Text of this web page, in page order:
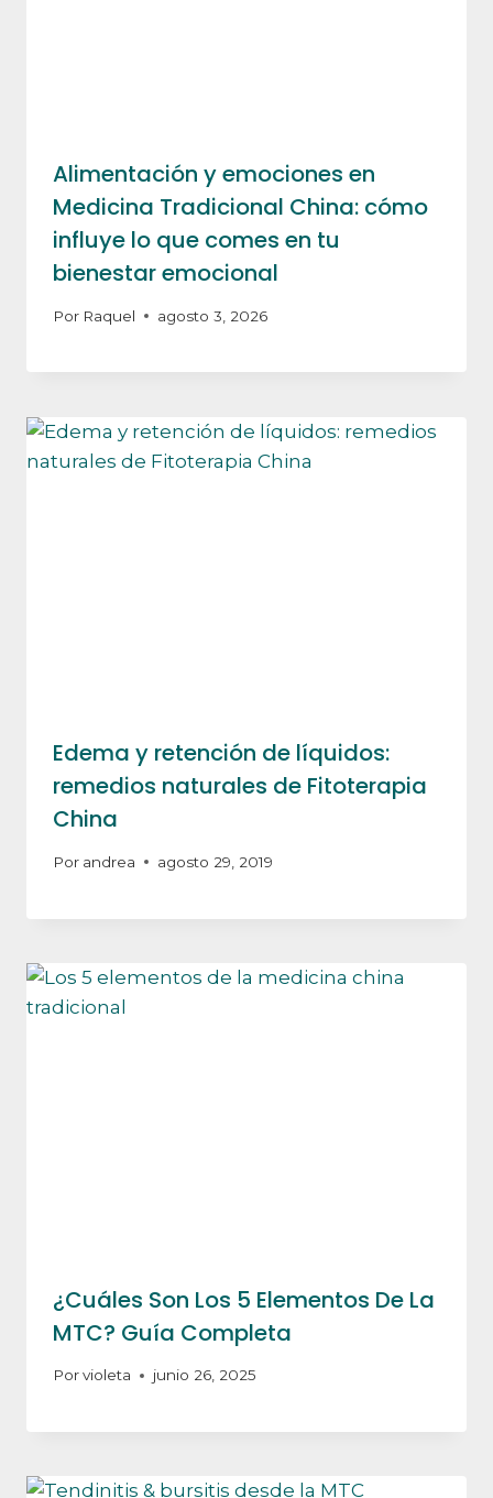
Alimentación y emociones en
Medicina Tradicional China: cómo
influye lo que comes en tu
bienestar emocional
Por Raquel agosto 3, 2026
Edema y retención de líquidos:
remedios naturales de Fitoterapia
China
Por andrea agosto 29, 2019
¿Cuáles Son Los 5 Elementos De La
MTC? Guía Completa
Porvioleta junio 26, 2025